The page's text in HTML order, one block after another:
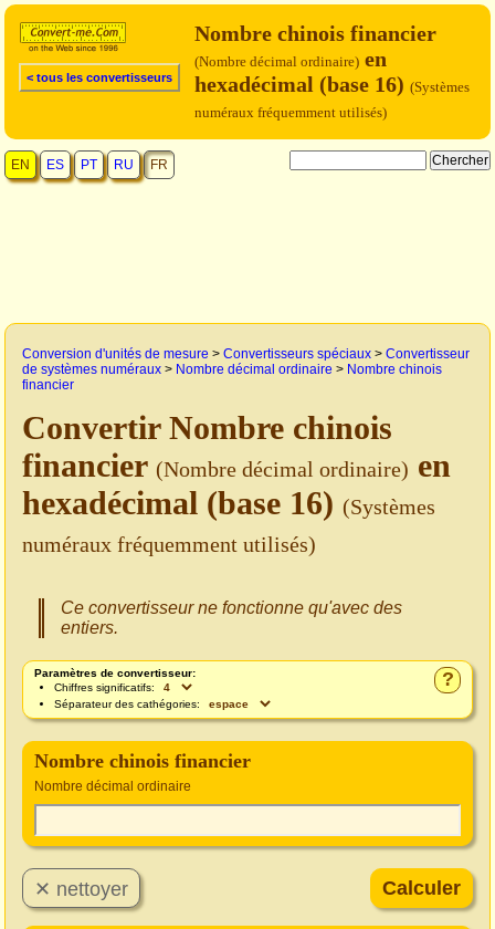
< tous les convertisseurs
Nombre chinois financier
(Nombre décimal ordinaire) en
hexadécimal (base 16) (Systèmes
numéraux fréquemment utilisés)
EN ES PT RU FR
Conversion d'unités de mesure > Convertisseurs spéciaux > Convertisseur
de systèmes numéraux > Nombre décimal ordinaire > Nombre chinois
financier
Convertir Nombre chinois
financier (Nombre décimal ordinaire) en
hexadécimal (base 16) (Systèmes
numéraux fréquemment utilisés)
Ce convertisseur ne fonctionne qu'avec des
entiers.
?
Paramètres de convertisseur:
Chiffres significatifs:
Séparateur des cathégories:
Nombre chinois financier
Nombre décimal ordinaire